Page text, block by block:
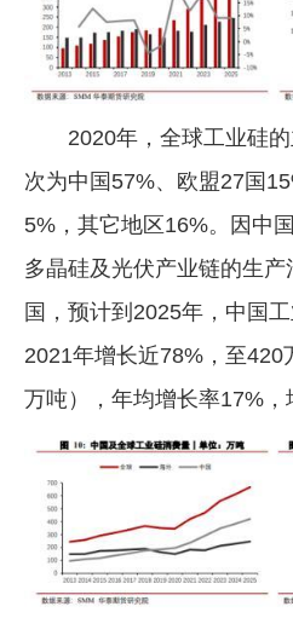
2020年，全球工业硅
次为中国57%、欧盟27国
5%，其它地区16%。因中
多晶硅及光伏产业链的生
国，预计到2025年，中国
2021年增长近78%，至
万吨），年均增长率17%，